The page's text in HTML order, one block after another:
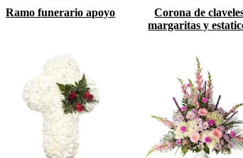
Ramo funerario apoyo
Corona de
margaritas y